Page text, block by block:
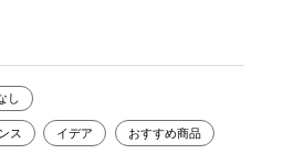
し
ス イデア おすすめ商品